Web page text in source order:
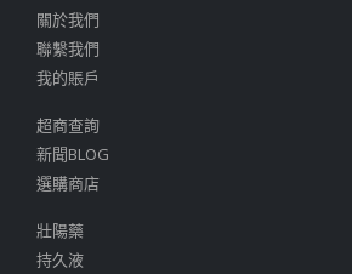
關於我們
聯繫我們
我的賬戶
超商查詢
新聞BLOG
選購商店
壯陽藥
持久液